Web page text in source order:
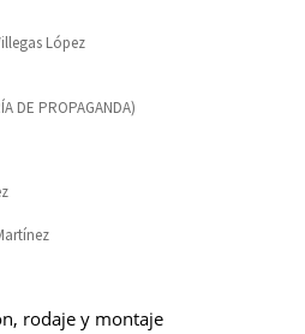
López
DE PROPAGANDA)
rodaje y montaje